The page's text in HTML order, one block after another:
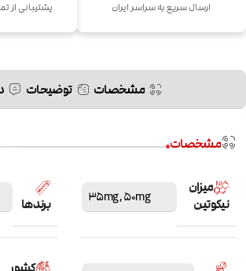
ارسال سریع به سراسر ایران پشتیبانی از
مشخصات توضیحات
مشخصات
میزان
نیکوتین
35mg,50mg برندها